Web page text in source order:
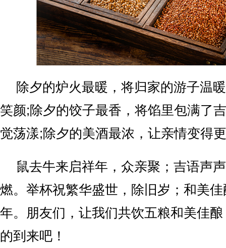
除夕的炉火最暖，将归家的游子温
笑颜;除夕的饺子最香，将馅里包满了
觉荡漾;除夕的美酒最浓，让亲情变得
鼠去牛来启祥年，众亲聚；吉语声
燃。举杯祝繁华盛世，除旧岁；和美
年。朋友们，让我们共饮五粮和美佳
的到来吧！